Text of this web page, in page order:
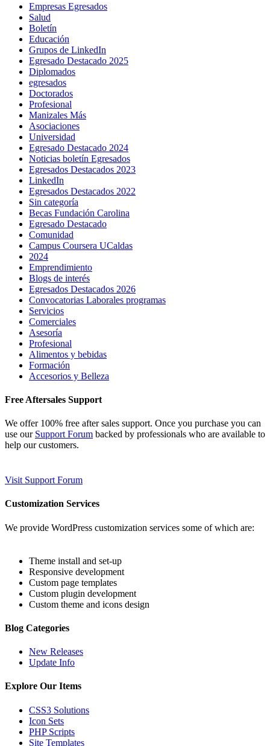
Empresas Egresados
Salud
Boletín
Educación
Grupos de LinkedIn
Egresado Destacado 2025
Diplomados
egresados
Doctorados
Profesional
Manizales Más
Asociaciones
Universidad
Egresado Destacado 2024
Noticias boletín Egresados
Egresados Destacados 2023
LinkedIn
Egresados Destacados 2022
Sin categoría
Becas Fundación Carolina
Egresado Destacado
Comunidad
Campus Coursera UCaldas
2024
Emprendimiento
Blogs de interés
Egresados Destacados 2026
Convocatorias Laborales programas
Servicios
Comerciales
Asesoría
Profesional
Alimentos y bebidas
Formación
Accesorios y Belleza
Free Aftersales Support
We offer 100% free after sales support. Once you purchase you can
use our Support Forum backed by professionals who are available to
help our customers.
Visit Support Forum
Customization Services
We provide WordPress customization services some of which are:
Theme install and set-up
Responsive development
Custom page templates
Custom plugin development
Custom theme and icons design
Blog Categories
New Releases
Update Info
Explore Our Items
CSS3 Solutions
Icon Sets
PHP Scripts
Site Templates